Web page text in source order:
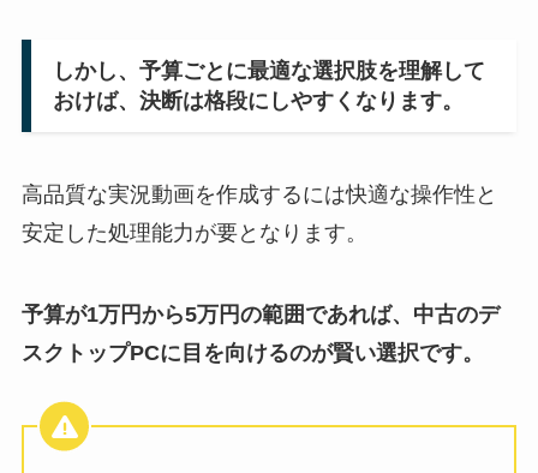
しかし、予算ごとに最適な選択肢を理解して
おけば、決断は格段にしやすくなります。
高品質な実況動画を作成するには快適な操作性と
安定した処理能力が要となります。
予算が1万円から5万円の範囲であれば、中古のデ
スクトップPCに目を向けるのが賢い選択です。